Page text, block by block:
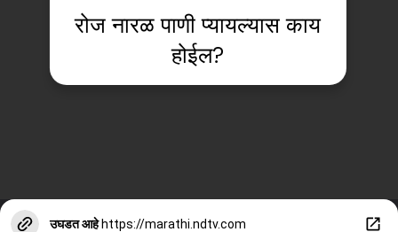
रोज नारळ पाणी प्यायल्यास काय
होईल?
उघडत आहे https://marathi.ndtv.com